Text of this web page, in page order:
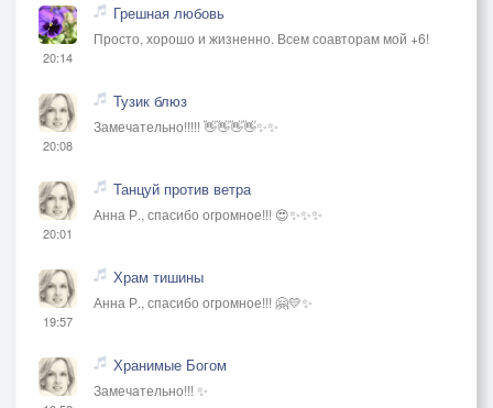
20:14
Грешная любовь
Просто, хорошо и жизненно. Всем соавторам мой +6!
20:08
Тузик блюз
Замечательно!!!!! 👋👋👋👋✨✨
20:01
Танцуй против ветра
Анна Р., спасибо огромное!!! 😍✨✨✨
19:57
Храм тишины
Анна Р., спасибо огромное!!! 🤗💛✨
Хранимые Богом
Замечательно!!! ✨